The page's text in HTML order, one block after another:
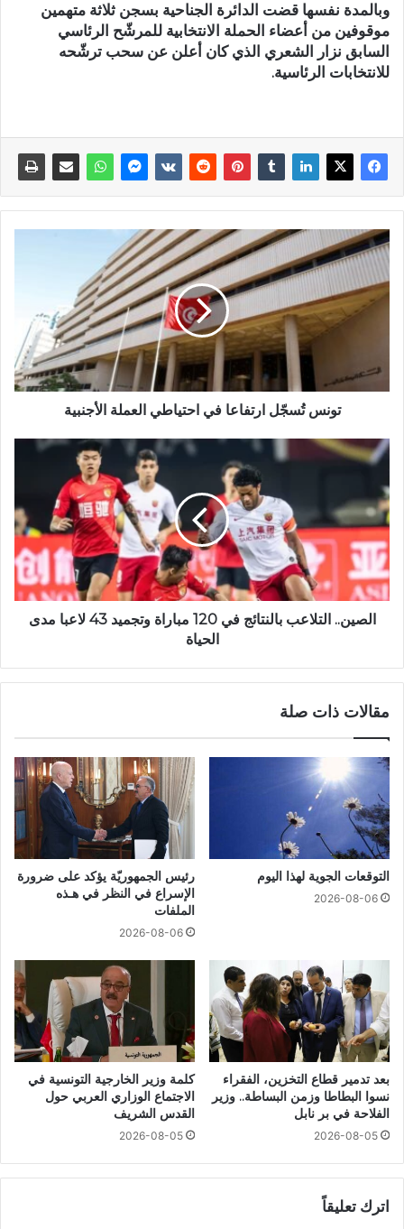
وبالمدة نفسها قضت الدائرة الجناحية بسجن ثلاثة متهمين
موقوفين من أعضاء الحملة الانتخابية للمرشّح الرئاسي
السابق نزار الشعري الذي كان أعلن عن سحب ترشّحه
للانتخابات الرئاسية.
تونس تُسجّل ارتفاعا في احتياطي العملة الأجنبية
الصين.. التلاعب بالنتائج في 120 مباراة وتجميد 43 لاعبا مدى
الحياة
مقالات ذات صلة
التوقعات الجوية لهذا اليوم
2026-08-06
رئيس الجمهوريّة يؤكد على ضرورة
الإسراع في النظر في هـذه
الملفات
2026-08-06
بعد تدمير قطاع التخزين، الفقراء
نسوا البطاطا وزمن البساطة.. وزير
الفلاحة في بر نابل
2026-08-05
كلمة وزير الخارجية التونسية في
الاجتماع الوزاري العربي حول
القدس الشريف
2026-08-05
اترك تعليقاً